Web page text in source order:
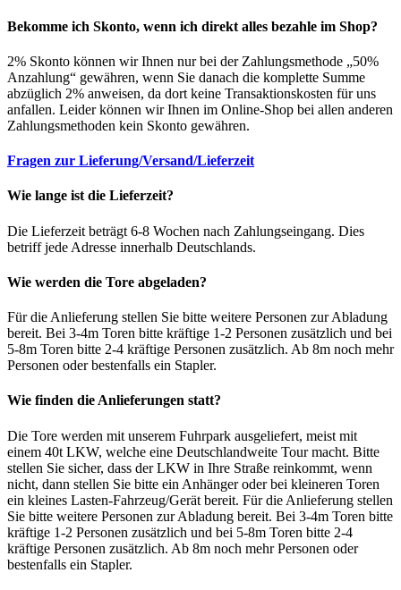
Bekomme ich Skonto, wenn ich direkt alles bezahle im Shop?
2% Skonto können wir Ihnen nur bei der Zahlungsmethode „50%
Anzahlung“ gewähren, wenn Sie danach die komplette Summe
abzüglich 2% anweisen, da dort keine Transaktionskosten für uns
anfallen. Leider können wir Ihnen im Online-Shop bei allen anderen
Zahlungsmethoden kein Skonto gewähren.
Fragen zur Lieferung/Versand/Lieferzeit
Wie lange ist die Lieferzeit?
Die Lieferzeit beträgt 6-8 Wochen nach Zahlungseingang. Dies
betriff jede Adresse innerhalb Deutschlands.
Wie werden die Tore abgeladen?
Für die Anlieferung stellen Sie bitte weitere Personen zur Abladung
bereit. Bei 3-4m Toren bitte kräftige 1-2 Personen zusätzlich und bei
5-8m Toren bitte 2-4 kräftige Personen zusätzlich. Ab 8m noch mehr
Personen oder bestenfalls ein Stapler.
Wie finden die Anlieferungen statt?
Die Tore werden mit unserem Fuhrpark ausgeliefert, meist mit
einem 40t LKW, welche eine Deutschlandweite Tour macht. Bitte
stellen Sie sicher, dass der LKW in Ihre Straße reinkommt, wenn
nicht, dann stellen Sie bitte ein Anhänger oder bei kleineren Toren
ein kleines Lasten-Fahrzeug/Gerät bereit. Für die Anlieferung stellen
Sie bitte weitere Personen zur Abladung bereit. Bei 3-4m Toren bitte
kräftige 1-2 Personen zusätzlich und bei 5-8m Toren bitte 2-4
kräftige Personen zusätzlich. Ab 8m noch mehr Personen oder
bestenfalls ein Stapler.